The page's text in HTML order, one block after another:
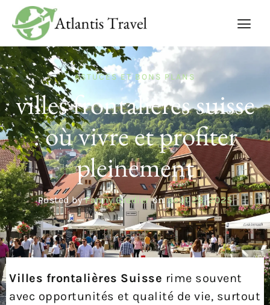
ASTUCES ET BONS PLANS
villes frontalières suisse
: où vivre et profiter
pleinement
Posted by Fanny Gredier on août 28, 2025
Villes frontalières Suisse rime souvent
avec opportunités et qualité de vie, surtout